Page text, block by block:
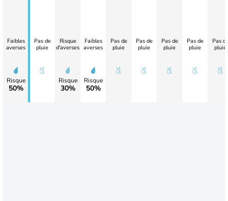
Faibles
averses
Risque
50%
Pas de
pluie
Risque
d'averses
Risque
30%
Faibles
averses
Risque
50%
Pas de
pluie
Pas de
pluie
Pas de
pluie
Pas de
pluie
Pas
pluie